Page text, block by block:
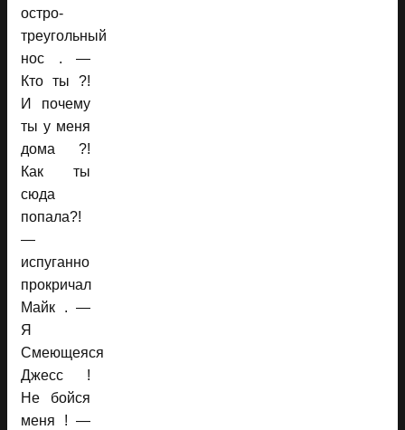
остро-
треугольный
нос . —
Кто ты ?!
И почему
ты у меня
дома ?!
Как ты
сюда
попала?!
—
испуганно
прокричал
Майк . —
Я
Смеющеяся
Джесс !
Не бойся
меня ! —